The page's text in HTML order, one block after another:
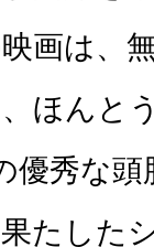
画は、
ほんと
優秀な
たした